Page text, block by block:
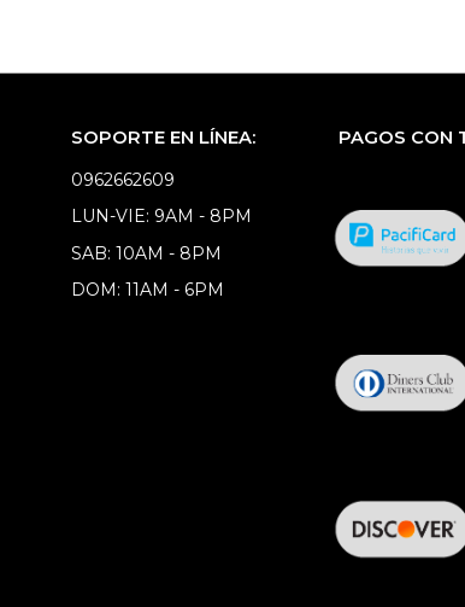
SOPORTE EN LÍNEA:
0962662609
LUN-VIE: 9AM - 8PM
SAB: 10AM - 8PM
DOM: 11AM - 6PM
PAGOS CON